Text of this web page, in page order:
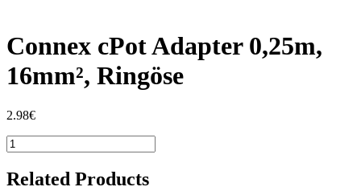
Connex cPot Adapter 0,25m,
16mm², Ringöse
2.98€
Connex
cPot
Adapter
0,25m,
Related Products